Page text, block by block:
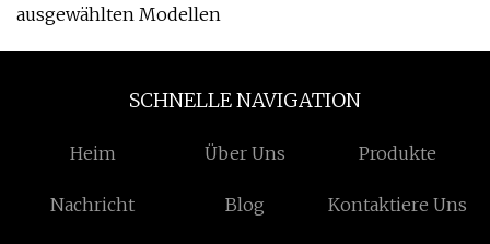
ausgewählten Modellen
SCHNELLE NAVIGATION
Heim Über Uns Produkte
Nachricht Blog Kontaktiere Uns